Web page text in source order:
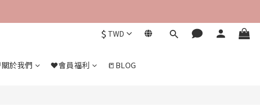
$ TWD
關於我們 ❤️會員福利 📒BLOG